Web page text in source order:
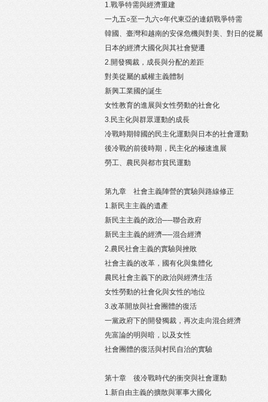
1.戰爭特需與經濟重建
一九五○至一九六○年代東亞的連鎖戰爭特需
韓國、臺灣和越南的安保危機與對美、對日的從屬
日本的經濟大國化與其社會變遷
2.開發獨裁，成長與分配的差距
對美從屬的威權主義體制
新興工業國的誕生
女性教育的進展與女性勞動的社會化
3.民主化與群眾運動的成長
冷戰時期韓國的民主化運動與日本的社會運動
後冷戰的前後時期，民主化的極速進展
勞工、農民與都市貧民運動
第九章 社會主義陣營的實驗與路線修正
1.新民主主義的遺產
新民主主義的政治──聯合政府
新民主主義的經濟──混合經濟
2.農民社會主義的實驗與挫敗
社會主義的改革，國有化與集體化
農民社會主義下的政治與經濟生活
女性勞動的社會化與女性的地位
3.改革開放與社會團體的復活
一黨政府下的開發獨裁，再次走向混合經濟
先富論的明與暗，以及女性
社會團體的復活與村民自治的實驗
第十章 後冷戰時代的衝突與社會運動
1.新自由主義的擴散與軍事大國化